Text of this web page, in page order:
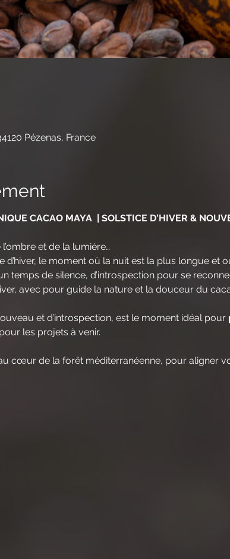
Pézenas, France
CACAO MAYA  | SOLSTICE D'HIVER &
et de la lumière…
le moment où la nuit est la plus longue et
temps de silence, d’introspection pour se
avec pour guide la nature et la douceur du
et d’introspection, est le moment idéal pour
les projets à venir.
cœur de la forêt méditerranéenne, pour aligner